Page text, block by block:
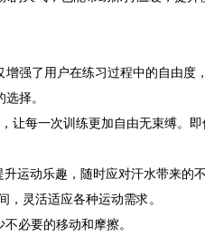
强了用户在练习过程中的自由度
择。
让每一次训练更加自由无束缚。
运动乐趣，随时应对汗水带来的不
灵活适应各种运动需求。
必要的移动和摩擦。